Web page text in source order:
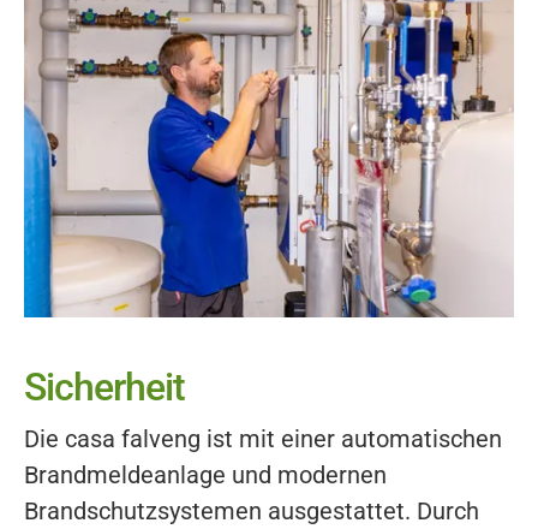
Sicherheit
Die casa falveng ist mit einer automatischen
Brandmeldeanlage und modernen
Brandschutzsystemen ausgestattet. Durch